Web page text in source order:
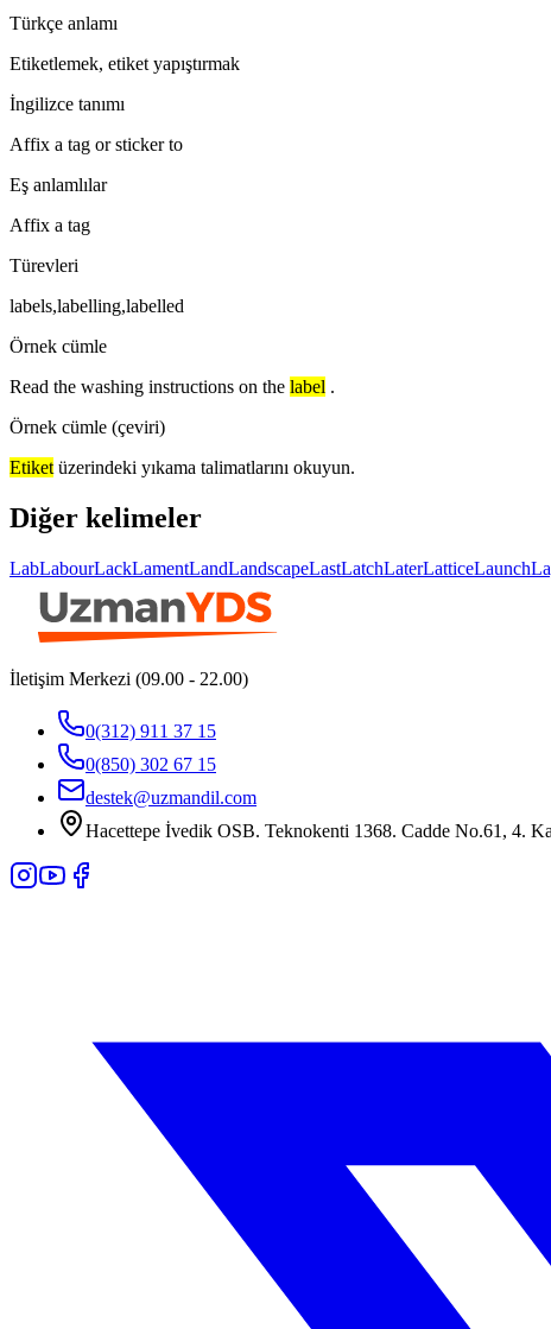
Türkçe anlamı
Etiketlemek, etiket yapıştırmak
İngilizce tanımı
Affix a tag or sticker to
Eş anlamlılar
Affix a tag
Türevleri
labels,labelling,labelled
Örnek cümle
Read the washing instructions on the label .
Örnek cümle (çeviri)
Etiket üzerindeki yıkama talimatlarını okuyun.
Diğer kelimeler
LabLabourLackLamentLandLandscapeLastLatchLaterLatticeLaunch
İletişim Merkezi (09.00 - 22.00)
0(312) 911 37 15
0(850) 302 67 15
destek@uzmandil.com
Hacettepe İvedik OSB. Teknokenti 1368. Cadde No.61, 4.